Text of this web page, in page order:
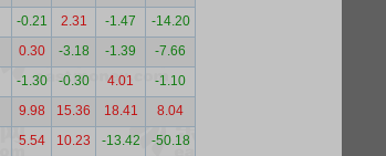
-0.21 2.31 -1.47
-14.20
0.30 -3.18 -1.39
-7.66
-1.30 -0.30 4.01
-1.10
9.98 15.36 18.41
8.04
5.54 10.23 -13.42
-50.18